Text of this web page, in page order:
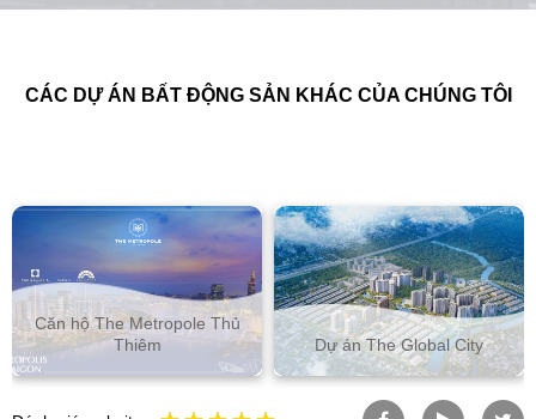
CÁC DỰ ÁN BẤT ĐỘNG SẢN KHÁC CỦA CHÚNG TÔI
Dự án The Global City
Căn hộ Empire City Thủ
Thiêm